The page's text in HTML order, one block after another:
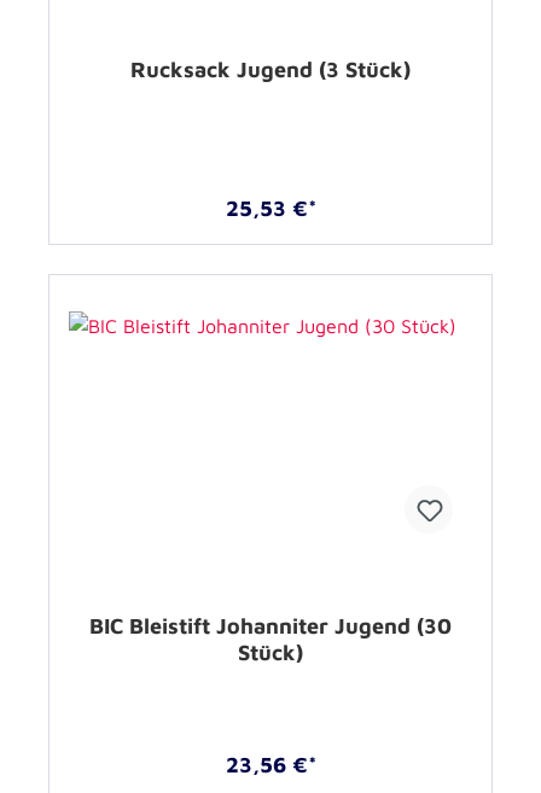
Rucksack Jugend (3 Stück)
25,53 €*
BIC Bleistift Johanniter Jugend (30
Stück)
23,56 €*